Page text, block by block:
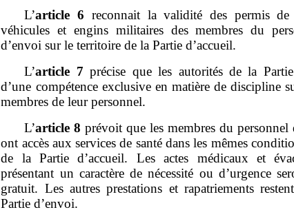
L’article 6 reconnait la validité des permis
véhicules et engins militaires des membres du
d’envoi sur le territoire de la Partie d’accueil.
L’article 7 précise que les autorités de la
d’une compétence exclusive en matière de discipline
membres de leur personnel.
L’article 8 prévoit que les membres du personnel
ont accès aux services de santé dans les mêmes
de la Partie d’accueil. Les actes médicaux et
présentant un caractère de nécessité ou d’urgence
gratuit. Les autres prestations et rapatriements
Partie d’envoi.